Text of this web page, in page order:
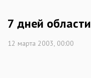
7 дней области
12 марта 2003, 00:00